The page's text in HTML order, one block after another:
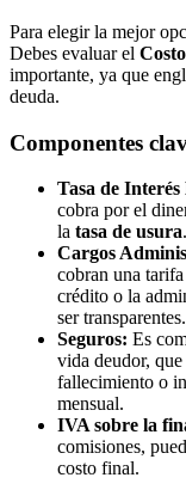
Para elegir la mejor
Debes evaluar el
importante, ya que
deuda.
Componentes
Tasa de
cobra por el
la tasa de usura.
Cargos
cobran una
crédito o la
ser transparentes.
Seguros: Es
vida deudor,
fallecimiento o
mensual.
IVA sobre la
comisiones,
costo final.